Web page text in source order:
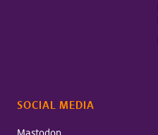
SOCIAL MEDIA